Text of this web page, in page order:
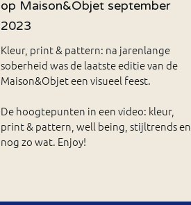
op Maison&Objet september
2023
Kleur, print & pattern: na jarenlange
soberheid was de laatste editie van de
Maison&Objet een visueel feest.
De hoogtepunten in een video: kleur,
print & pattern, well being, stijltrends en
nog zo wat. Enjoy!